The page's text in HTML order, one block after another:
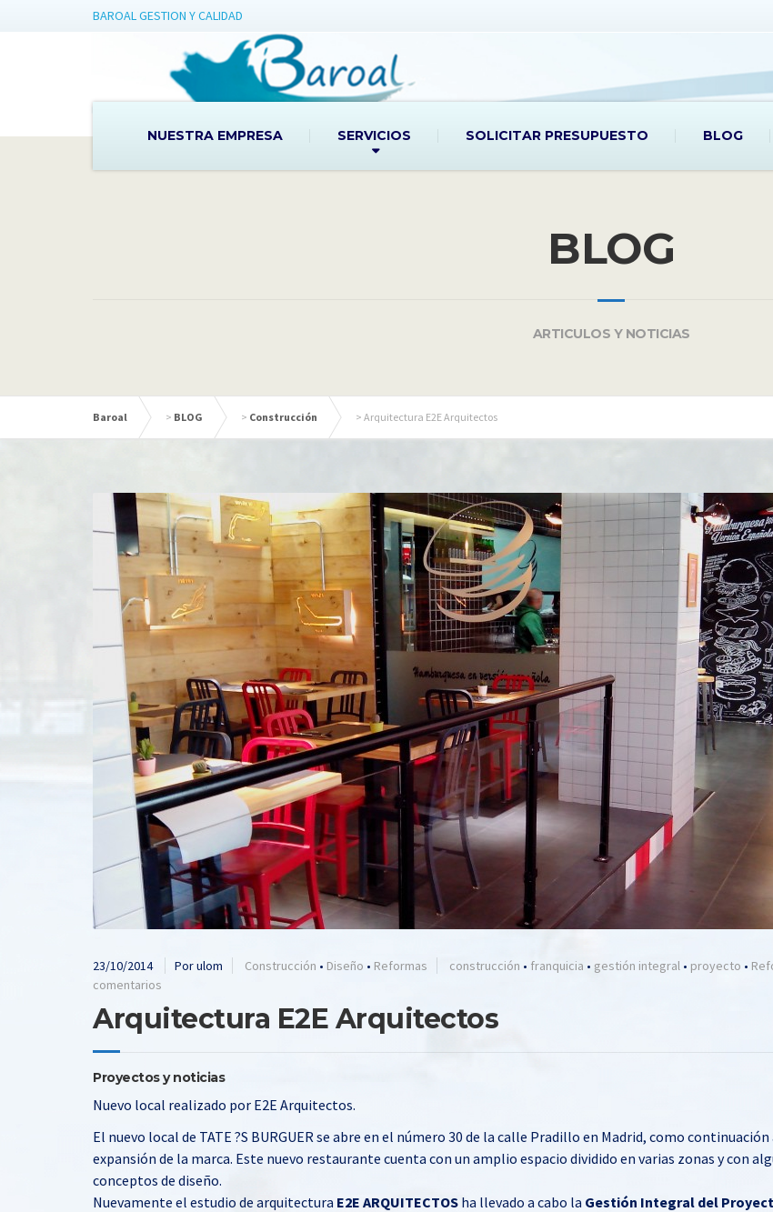
BAROAL GESTION Y CALIDAD
NUESTRA EMPRESA SERVICIOS SOLICITAR PRESUPUESTO BLOG
BLOG
ARTICULOS Y NOTICIAS
Baroal > BLOG > Construcción > Arquitectura E2E Arquitectos
23/10/2014 Por ulom Construcción • Diseño • Reformas construcción • franquicia • gestión integral • proyecto •
comentarios
Arquitectura E2E Arquitectos
Proyectos y noticias
Nuevo local realizado por E2E Arquitectos.
El nuevo local de TATE ?S BURGUER se abre en el número 30 de la calle Pradillo en Madrid, como continuación
expansión de la marca. Este nuevo restaurante cuenta con un amplio espacio dividido en varias zonas y con
conceptos de diseño.
Nuevamente el estudio de arquitectura E2E ARQUITECTOS ha llevado a cabo la Gestión Integral del